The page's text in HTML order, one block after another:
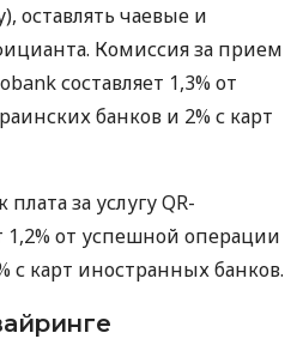
оставлять чаевые и
Комиссия за прием
составляет 1,3% от
банков и 2% с карт
за услугу QR-
1,2% от успешной операции
с карт иностранных банков.